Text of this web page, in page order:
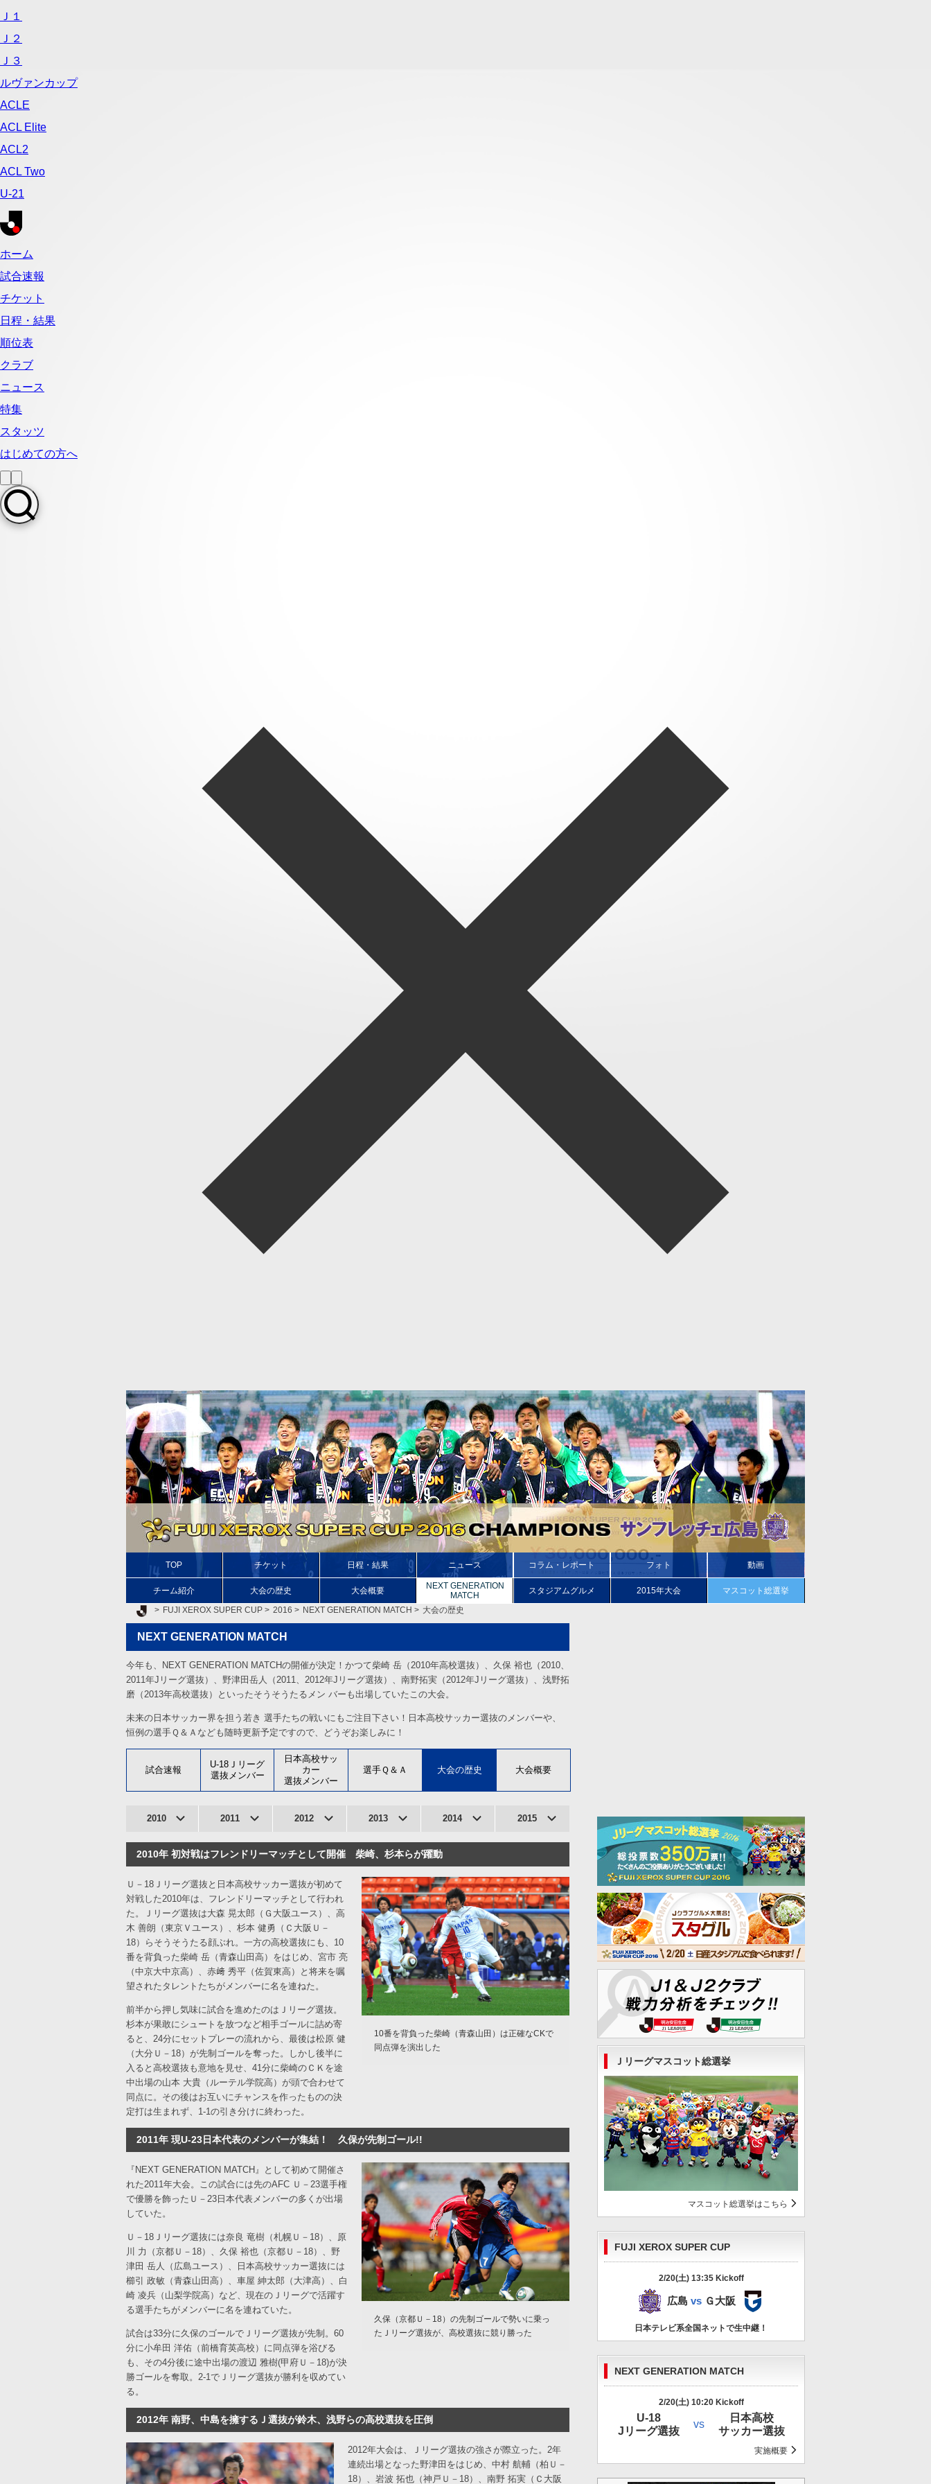
TOP チケット 日程・結果 ニュース コラム・レポート フォト 動画
チーム紹介 大会の歴史 大会概要
NEXT GENERATION
MATCH
スタジアムグルメ 2015年大会
マスコット総選挙
Ｊリーグ TOP
FUJI XEROX SUPER CUP 2016 NEXT GENERATION MATCH 大会の歴史
NEXT GENERATION MATCH
今年も、NEXT GENERATION MATCHの開催が決定！かつて柴崎 岳（2010年高校選抜）、久保 裕也（2010、
2011年Jリーグ選抜）、野津田岳人（2011、2012年Jリーグ選抜）、南野拓実（2012年Jリーグ選抜）、浅野拓
磨（2013年高校選抜）といったそうそうたるメン バーも出場していたこの大会。
未来の日本サッカー界を担う若き 選手たちの戦いにもご注目下さい！日本高校サッカー選抜のメンバーや、
恒例の選手Ｑ＆Ａなども随時更新予定ですので、どうぞお楽しみに！
試合速報
U-18Ｊリーグ
選抜メンバー
日本高校サッ
カー
選抜メンバー
選手Ｑ＆Ａ 大会の歴史 大会概要
2010 2011 2012 2013 2014 2015
2010年 初対戦はフレンドリーマッチとして開催 柴崎、杉本らが躍動
10番を背負った柴崎（青森山田）は正確なCKで
同点弾を演出した
Ｕ－18Ｊリーグ選抜と日本高校サッカー選抜が初めて
対戦した2010年は、フレンドリーマッチとして行われ
た。Ｊリーグ選抜は大森 晃太郎（Ｇ大阪ユース）、高
木 善朗（東京Ｖユース）、杉本 健勇（Ｃ大阪Ｕ－
18）らそうそうたる顔ぶれ。一方の高校選抜にも、10
番を背負った柴崎 岳（青森山田高）をはじめ、宮市 亮
（中京大中京高）、赤﨑 秀平（佐賀東高）と将来を嘱
望されたタレントたちがメンバーに名を連ねた。
前半から押し気味に試合を進めたのはＪリーグ選抜。
杉本が果敢にシュートを放つなど相手ゴールに詰め寄
ると、24分にセットプレーの流れから、最後は松原 健
（大分Ｕ－18）が先制ゴールを奪った。しかし後半に
入ると高校選抜も意地を見せ、41分に柴崎のＣＫを途
中出場の山本 大貴（ルーテル学院高）が頭で合わせて
同点に。その後はお互いにチャンスを作ったものの決
定打は生まれず、1-1の引き分けに終わった。
2011年 現U-23日本代表のメンバーが集結！ 久保が先制ゴール!!
久保（京都Ｕ－18）の先制ゴールで勢いに乗っ
たＪリーグ選抜が、高校選抜に競り勝った
『NEXT GENERATION MATCH』として初めて開催さ
れた2011年大会。この試合には先のAFC Ｕ－23選手権
で優勝を飾ったＵ－23日本代表メンバーの多くが出場
していた。
Ｕ－18Ｊリーグ選抜には奈良 竜樹（札幌Ｕ－18）、原
川 力（京都Ｕ－18）、久保 裕也（京都Ｕ－18）、野
津田 岳人（広島ユース）、日本高校サッカー選抜には
櫛引 政敏（青森山田高）、車屋 紳太郎（大津高）、白
崎 凌兵（山梨学院高）など、現在のＪリーグで活躍す
る選手たちがメンバーに名を連ねていた。
試合は33分に久保のゴールでＪリーグ選抜が先制。60
分に小牟田 洋佑（前橋育英高校）に同点弾を浴びる
も、その4分後に途中出場の渡辺 雅樹(甲府Ｕ－18)が決
勝ゴールを奪取。2-1でＪリーグ選抜が勝利を収めてい
る。
2012年 南野、中島を擁するＪ選抜が鈴木、浅野らの高校選抜を圧倒
2012年大会は、Ｊリーグ選抜の強さが際立った。2年
連続出場となった野津田をはじめ、中村 航輔（柏Ｕ－
18）、岩波 拓也（神戸Ｕ－18）、南野 拓実（Ｃ大阪
Ｊリーグマスコット総選挙
マスコット総選挙はこちら
FUJI XEROX SUPER CUP
2/20(土) 13:35 Kickoff
広島
広島 vsＧ大阪
日本テレビ系全国ネットで生中継！
NEXT GENERATION MATCH
2/20(土) 10:20 Kickoff
U-18
Jリーグ選抜
vs
日本高校
サッカー選抜
実施概要